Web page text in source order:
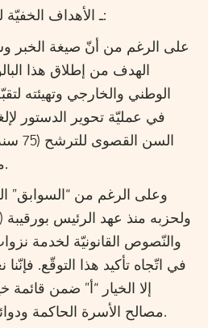
3 ـ الأهداف الخفيّة لهذه المناورة الإعلامية:
على الرغم من أنّ صيغة الخبر
الهدف من إطلاق هذا
الوطني والخارجي وتهيئته
السن
من الاستمرار في الحكم.
وعلى الرغم من “السوابق”
والنّصوص القانونيّة لخدمة
في اتّجاه تأكيد هذا التوقّع.
إلا الخيار “أ” ضمن
مصالح الأسرة الحاكمة ودوائر المصلحة المحيطة بها.